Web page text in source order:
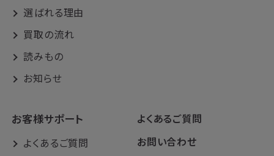
選ばれる理由
買取の流れ
読みもの
お知らせ
お客様サポート
よくあるご質問
よくあるご質問
お問い合わせ